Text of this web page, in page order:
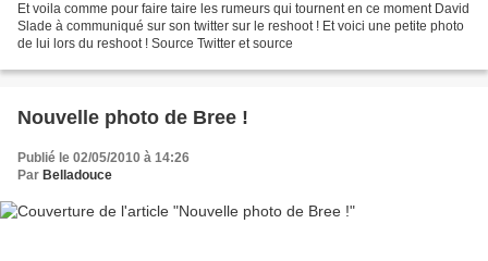
Et voila comme pour faire taire les rumeurs qui tournent en ce moment David
Slade à communiqué sur son twitter sur le reshoot ! Et voici une petite photo
de lui lors du reshoot ! Source Twitter et source
Nouvelle photo de Bree !
Publié le 02/05/2010 à 14:26
Par Belladouce